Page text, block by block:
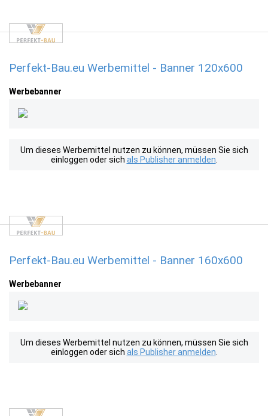
Perfekt-Bau.eu Werbemittel - Banner 120x600
Werbebanner
Um dieses Werbemittel nutzen zu können, müssen Sie sich
einloggen oder sich als Publisher anmelden
Perfekt-Bau.eu Werbemittel - Banner 160x600
Werbebanner
Um dieses Werbemittel nutzen zu können, müssen Sie sich
einloggen oder sich als Publisher anmelden